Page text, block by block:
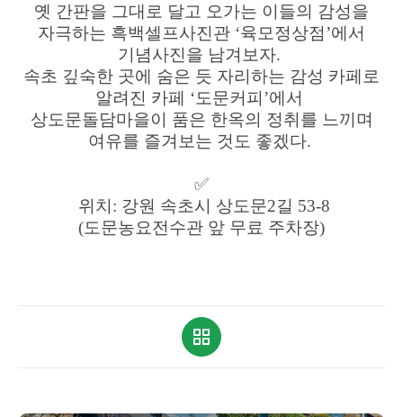
옛 간판을 그대로 달고 오가는 이들의 감성을
자극하는 흑백셀프사진관 ‘육모정상점’에서
기념사진을 남겨보자.
속초 깊숙한 곳에 숨은 듯 자리하는 감성 카페로
알려진 카페 ‘도문커피’에서
상도문돌담마을이 품은 한옥의 정취를 느끼며
여유를 즐겨보는 것도 좋겠다.
✅
위치: 강원 속초시 상도문2길 53-8
(도문농요전수관 앞 무료 주차장)